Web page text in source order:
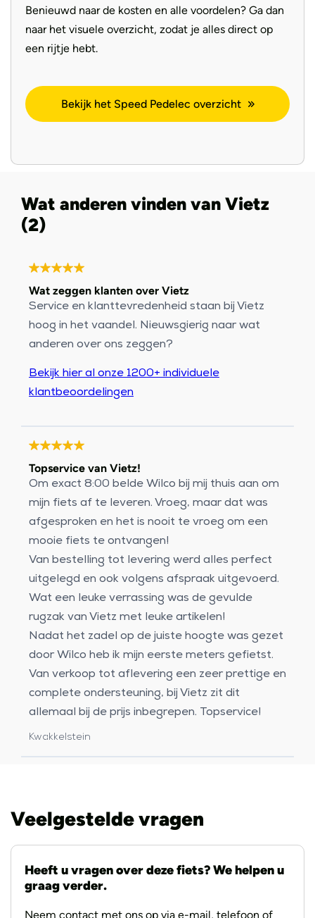
Benieuwd naar de kosten en alle voordelen? Ga dan
naar het visuele overzicht, zodat je alles direct op
een rijtje hebt.
Bekijk het Speed Pedelec overzicht
Wat anderen vinden van Vietz
(2)
Wat zeggen klanten over Vietz
Service en klanttevredenheid staan bij Vietz
hoog in het vaandel. Nieuwsgierig naar wat
anderen over ons zeggen?
Bekijk hier al onze 1200+ individuele
klantbeoordelingen
Topservice van Vietz!
Om exact 8:00 belde Wilco bij mij thuis aan om
mijn fiets af te leveren. Vroeg, maar dat was
afgesproken en het is nooit te vroeg om een
mooie fiets te ontvangen!
Van bestelling tot levering werd alles perfect
uitgelegd en ook volgens afspraak uitgevoerd.
Wat een leuke verrassing was de gevulde
rugzak van Vietz met leuke artikelen!
Nadat het zadel op de juiste hoogte was gezet
door Wilco heb ik mijn eerste meters gefietst.
Van verkoop tot aflevering een zeer prettige en
complete ondersteuning, bij Vietz zit dit
allemaal bij de prijs inbegrepen. Topservice!
Kwakkelstein
Veelgestelde vragen
Heeft u vragen over deze fiets? We helpen u
graag verder.
Neem contact met ons op via e-mail, telefoon of